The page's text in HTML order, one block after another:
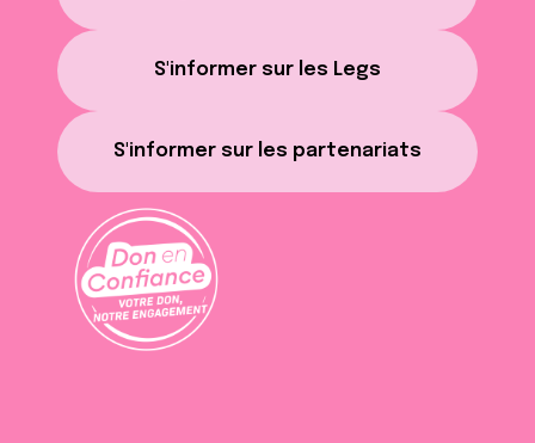
S'informer sur les Legs
S'informer sur les partenariats